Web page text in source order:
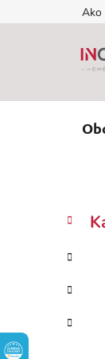
na
Ako
B
č
ý
p
K
a
e
g
ó
r